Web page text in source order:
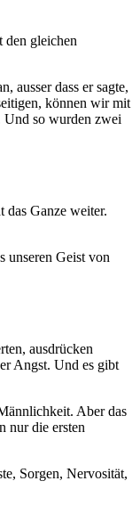
den gleichen
ausser dass er sagte,
können wir mit
Und so wurden zwei
das Ganze weiter.
unseren Geist von
ausdrücken
Angst. Und es gibt
Aber das
nur die ersten
Sorgen, Nervosität,